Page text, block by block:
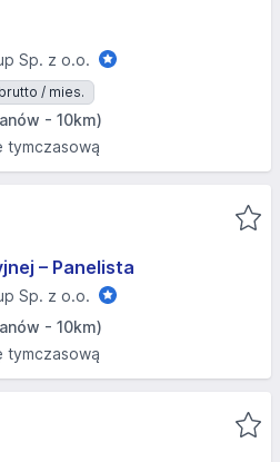
Sp. z o.o.
brutto / mies.
- 10km)
tymczasową
– Panelista
Sp. z o.o.
- 10km)
tymczasową